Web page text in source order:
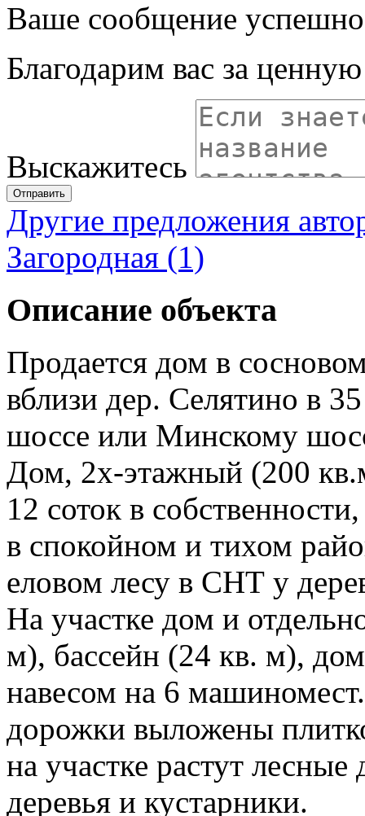
Ваше сообщение успешно
Благодарим вас за
Выскажитесь
Отправить
Другие предложения
Загородная (1)
Описание объекта
Продается дом в
вблизи дер. Селятино в
шоссе или Минскому
Дом, 2х-этажный (200
12 соток в
в спокойном и тихом
еловом лесу в СНТ у
На участке дом и
м), бассейн (24 кв. м),
навесом на 6
дорожки выложены
на участке растут
деревья и кустарники.